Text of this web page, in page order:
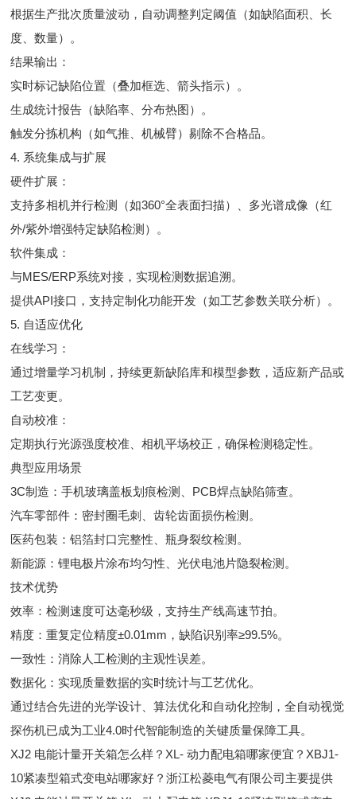
根据生产批次质量波动，自动调整判定阈值（如缺陷面积、长
度、数量）。
结果输出：
实时标记缺陷位置（叠加框选、箭头指示）。
生成统计报告（缺陷率、分布热图）。
触发分拣机构（如气推、机械臂）剔除不合格品。
4. 系统集成与扩展
硬件扩展：
支持多相机并行检测（如360°全表面扫描）、多光谱成像（红
外/紫外增强特定缺陷检测）。
软件集成：
与MES/ERP系统对接，实现检测数据追溯。
提供API接口，支持定制化功能开发（如工艺参数关联分析）。
5. 自适应优化
在线学习：
通过增量学习机制，持续更新缺陷库和模型参数，适应新产品或
工艺变更。
自动校准：
定期执行光源强度校准、相机平场校正，确保检测稳定性。
典型应用场景
3C制造：手机玻璃盖板划痕检测、PCB焊点缺陷筛查。
汽车零部件：密封圈毛刺、齿轮齿面损伤检测。
医药包装：铝箔封口完整性、瓶身裂纹检测。
新能源：锂电极片涂布均匀性、光伏电池片隐裂检测。
技术优势
效率：检测速度可达毫秒级，支持生产线高速节拍。
精度：重复定位精度±0.01mm，缺陷识别率≥99.5%。
一致性：消除人工检测的主观性误差。
数据化：实现质量数据的实时统计与工艺优化。
通过结合先进的光学设计、算法优化和自动化控制，全自动视觉
探伤机已成为工业4.0时代智能制造的关键质量保障工具。
XJ2 电能计量开关箱怎么样？XL- 动力配电箱哪家便宜？XBJ1-
10紧凑型箱式变电站哪家好？浙江松菱电气有限公司主要提供